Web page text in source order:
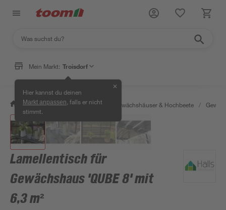
Mein Markt: Troisdorf
Hier kannst du deinen
Markt anpassen , falls er nicht
stimmt.
✕
/ Garten & Freizeit / Anzucht, Gewächshäuser & Hochbeete /
Lamellentisch für
Gewächshaus 'QUBE 8' mit
6,3 m²